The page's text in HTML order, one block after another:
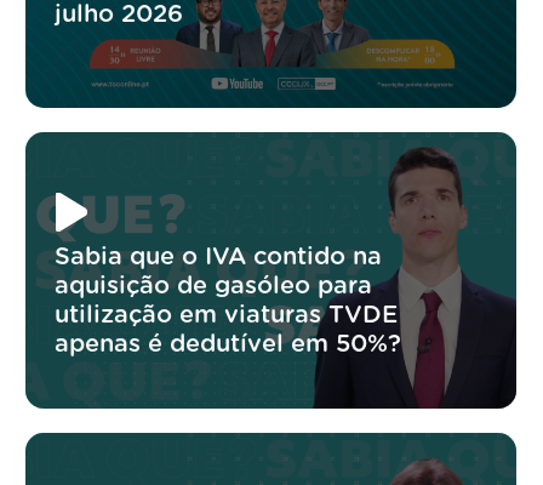
julho 2026
Sabia que o IVA contido na
aquisição de gasóleo para
utilização em viaturas TVDE
apenas é dedutível em 50%?